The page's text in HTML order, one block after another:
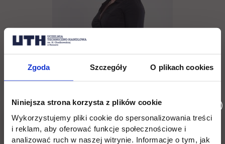
Zgoda Szczegóły O plikach cookies
Niniejsza strona korzysta z plików cookie
Wykorzystujemy pliki cookie do spersonalizowania treści
i reklam, aby oferować funkcje społecznościowe i
analizować ruch w naszej witrynie. Informacje o tym, jak
tel. (22) 262 88 88,
rekrutacja@uth.edu.pl